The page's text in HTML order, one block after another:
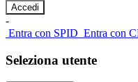
-
Entra con SPID Entra con
Seleziona utente